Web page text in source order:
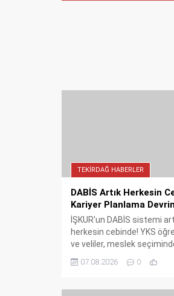
TEKIRDAĞ HABERLER
DABİS Artık Herkesin
Kariyer Planlama
İŞKUR'un DABİS sistemi
herkesin cebinde! YKS
ve veliler, meslek
istihdam verilerini anında
görebilecek. İşte detaylar...
07.08.2026 0